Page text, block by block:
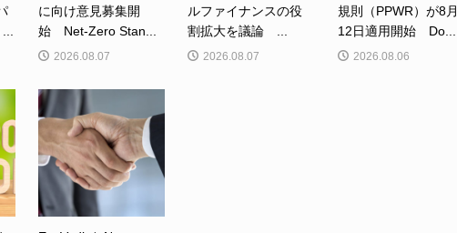
に向け意見募集開
始 Net-Zero Stan...
2026.08.07
ルファイナンスの役
割拡大を議論 ...
2026.08.07
規則（PPWR）が8月
12日適用開始 Do...
2026.08.06